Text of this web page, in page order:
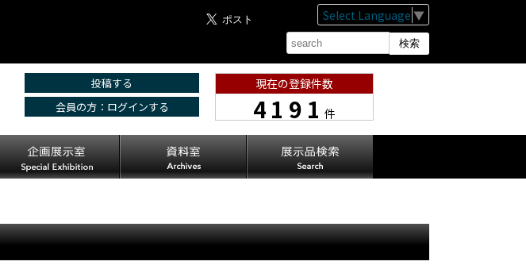
Select Language ▼
投稿する
会員の方：ログインする
現在の登録件数
4191件